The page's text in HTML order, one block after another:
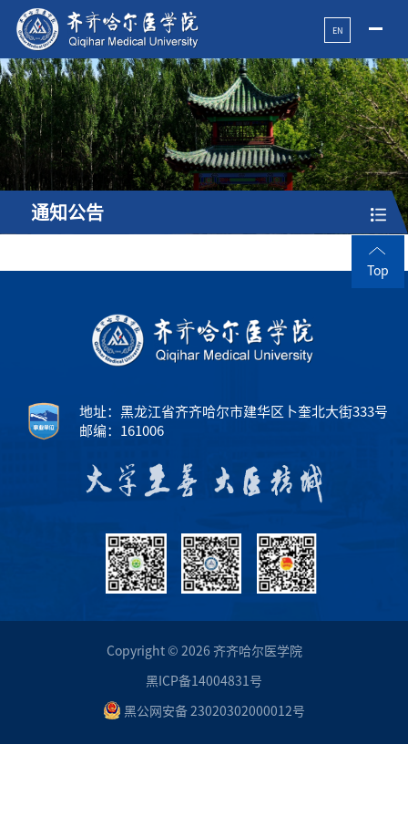
EN
通知公告
Top
地址：黑龙江省齐齐哈尔市建华区卜奎北大街333号
邮编：161006
Copyright © 2026 齐齐哈尔医学院
黑ICP备14004831号
黑公网安备 23020302000012号